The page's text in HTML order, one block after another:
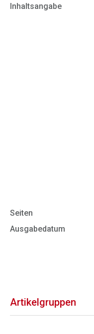
Inhaltsangabe
Seiten
Ausgabedatum
Artikelgruppen